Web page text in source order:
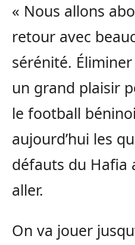
« Nous allons
retour avec
sérénité.
un grand plaisir
le football
aujourd’hui les
défauts du Hafia
aller.
On va jouer